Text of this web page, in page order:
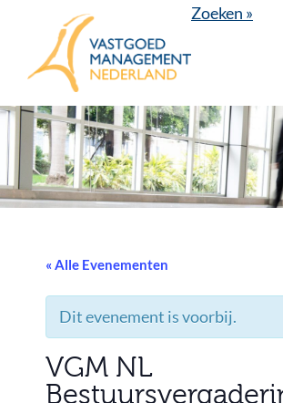
inhoud
VGM
NL
dé
branchevereniging
voor
vastgoed-
en
managers
Zoeken »
« Alle Evenementen
Dit evenement is voorbij.
VGM NL